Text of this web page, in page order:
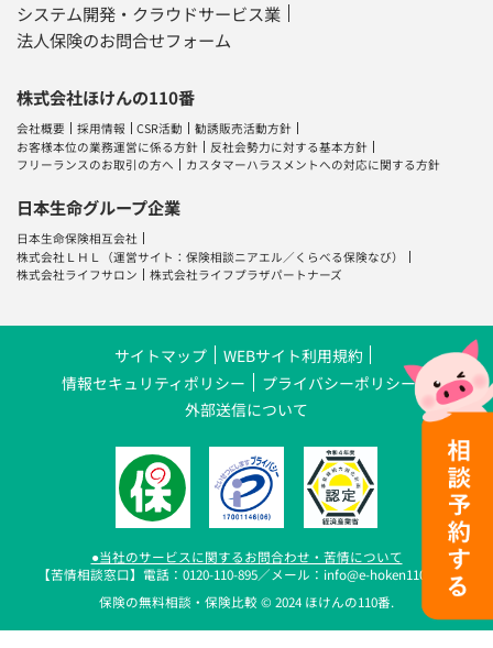
システム開発・クラウドサービス業
法人保険のお問合せフォーム
株式会社ほけんの110番
会社概要 採用情報 CSR活動
勧誘販売活動方針
お客様本位の業務運営に係る方針
反社会勢力に対する基本方針
フリーランスのお取引の方へ
カスタマーハラスメントへの対応に関する方針
日本生命グループ企業
日本生命保険相互会社
株式会社ＬＨＬ
（運営サイト：保険相談ニアエル ／ くらべる保険なび）
株式会社ライフサロン
株式会社ライフプラザパートナーズ
サイトマップ
WEBサイト利用規約
情報セキュリティポリシー
プライバシーポリシー
外部送信について
●当社のサービスに関するお問合わせ・苦情について
【苦情相談窓口】電話：0120-110-895／メール：info@e-hoken110.com
保険の無料相談・保険比較 © 2024 ほけんの110番.